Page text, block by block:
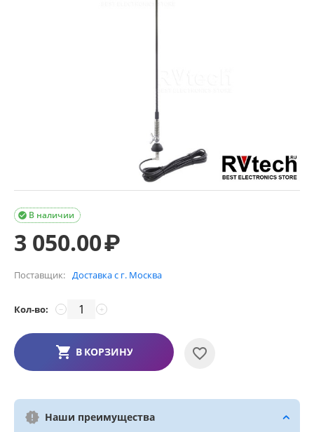
В наличии

3 050.00₽
Поставщик: Доставка с г. Москва
Кол-во: +
−
В КОРЗИНУ
Наши преимущества